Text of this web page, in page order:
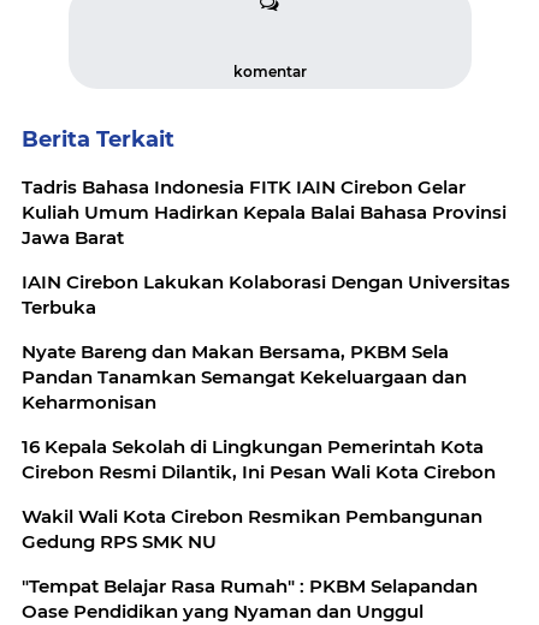
komentar
Berita Terkait
Tadris Bahasa Indonesia FITK IAIN Cirebon Gelar
Kuliah Umum Hadirkan Kepala Balai Bahasa Provinsi
Jawa Barat
IAIN Cirebon Lakukan Kolaborasi Dengan Universitas
Terbuka
Nyate Bareng dan Makan Bersama, PKBM Sela
Pandan Tanamkan Semangat Kekeluargaan dan
Keharmonisan
16 Kepala Sekolah di Lingkungan Pemerintah Kota
Cirebon Resmi Dilantik, Ini Pesan Wali Kota Cirebon
Wakil Wali Kota Cirebon Resmikan Pembangunan
Gedung RPS SMK NU
"Tempat Belajar Rasa Rumah" : PKBM Selapandan
Oase Pendidikan yang Nyaman dan Unggul